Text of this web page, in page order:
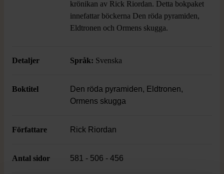
krönikan av Rick Riordan. Detta bokpaket
innefattar böckerna Den röda pyramiden,
Eldtronen och Ormens skugga.
Detaljer Språk: Svenska
Boktitel
Den röda pyramiden, Eldtronen,
Ormens skugga
Författare Rick Riordan
Antal sidor 581 - 506 - 456